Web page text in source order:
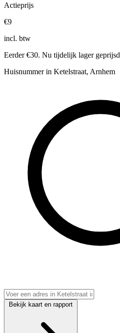
Actieprijs
€9
incl. btw
Eerder €30. Nu tijdelijk lager geprijsd
Huisnummer in Ketelstraat, Arnhem
Bekijk kaart en rapport